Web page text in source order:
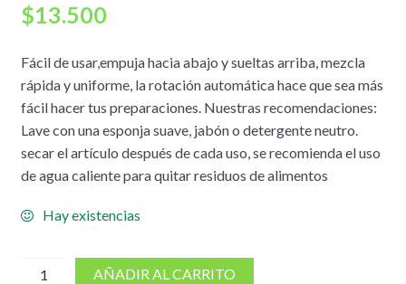
$13.500
Fácil de usar,empuja hacia abajo y sueltas arriba, mezcla
rápida y uniforme, la rotación automática hace que sea más
fácil hacer tus preparaciones. Nuestras recomendaciones:
Lave con una esponja suave, jabón o detergente neutro.
secar el artículo después de cada uso, se recomienda el uso
de agua caliente para quitar residuos de alimentos
Hay existencias
cantidad
AÑADIR AL CARRITO